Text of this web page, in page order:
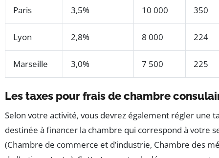
Paris 3,5% 10 000 350
Lyon 2,8% 8 000 224
Marseille 3,0% 7 500 225
Les taxes pour frais de chambre
Selon votre activité, vous devrez également régler une
destinée à financer la chambre qui correspond à votre
(Chambre de commerce et d’industrie, Chambre des